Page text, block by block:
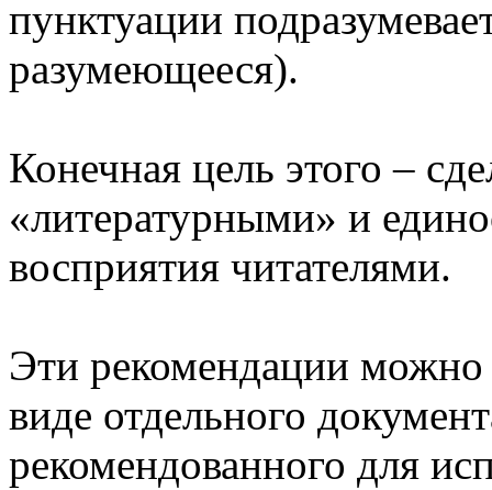
пунктуации
разумеющееся).
Конечная цель этого –
«литературными» и
восприятия читателями.
Эти рекомендации можно
виде отдельного
рекомендованного для